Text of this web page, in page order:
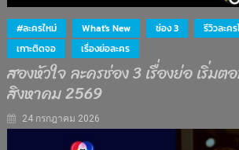
#ละครใหม่ What's New ช่อง 3 รีวิวละค
เกาะติดจอ
เรื่องย่อละคร
สองหัวใจ ละครช่อง 3 เรื่องย่อ เริ่มต
สิงหาคม 2569
24 กรกฎาคม 2026